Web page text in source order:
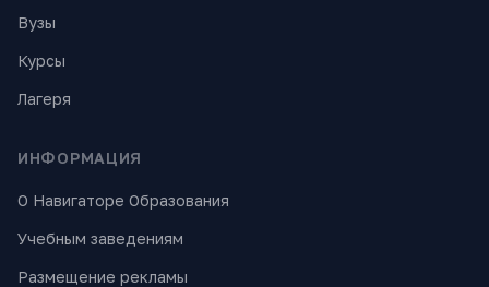
Вузы
Курсы
Лагеря
ИНФОРМАЦИЯ
О Навигаторе Образования
Учебным заведениям
Размещение рекламы